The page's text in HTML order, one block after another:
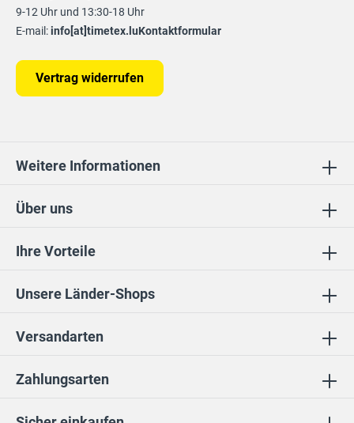
Ihre Vorteile
Unsere Länder-Shops
Über uns
9-12 Uhr und 13:30-18 Uhr
E-mail:info[at]timetex.luKontaktformular
Vertrag widerrufen
Weitere Informationen
Zahlungsarten
Versandarten